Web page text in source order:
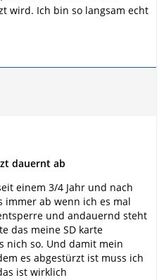
wird. Ich bin so langsam echt
dauernt ab
einem 3/4 Jahr und nach
ab wenn ich es mal
und andauernd steht
das meine SD karte
nich so. Und damit mein
es abgestürzt ist muss ich
ist wirklich